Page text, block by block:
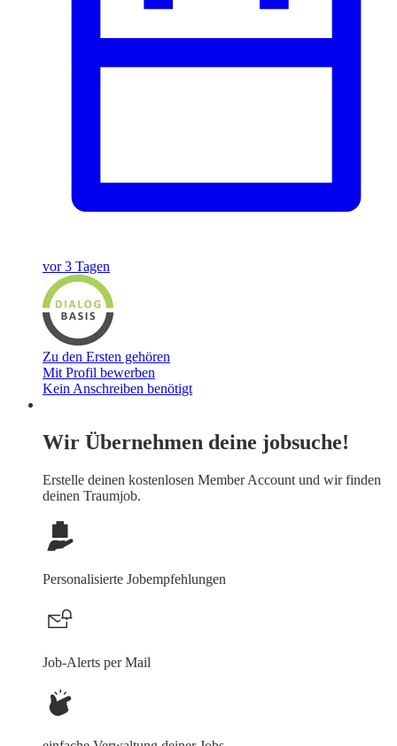
vor 3 Tagen
Zu den Ersten gehören
Mit Profil bewerben
Kein Anschreiben benötigt
Wir Übernehmen deine jobsuche!
Erstelle deinen kostenlosen Member Account und wir finden
deinen Traumjob.
Personalisierte Jobempfehlungen
Job-Alerts per Mail